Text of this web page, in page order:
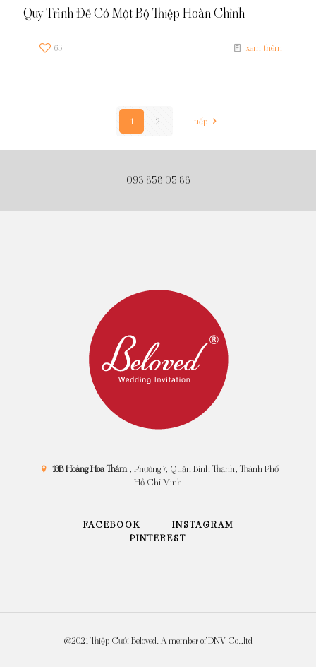
Quy Trình Để Có Một Bộ Thiệp Hoàn Chỉnh
65 xem thêm
1 2 tiếp
093 858 05 86
18B Hoàng Hoa Thám, Phường 7, Quận Bình Thạnh, Thành Phố
Hồ Chí Minh
FACEBOOK
INSTAGRAM
PINTEREST
@2021 Thiệp Cưới Beloved. A member of DNV Co.,ltd